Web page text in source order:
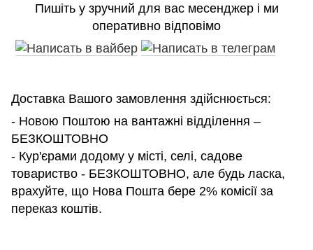
Пишіть у зручний для вас месенджер і ми
оперативно відповімо
Доставка Вашого замовлення здійснюється:
- Новою Поштою на вантажні відділення –
БЕЗКОШТОВНО
- Кур'єрами додому у місті, селі, садове
товариство - БЕЗКОШТОВНО, але будь ласка,
врахуйте, що Нова Пошта бере 2% комісії за
переказ коштів.